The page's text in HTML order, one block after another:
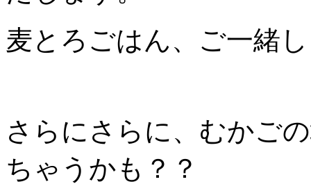
麦とろごはん、ご一緒
さらにさらに、むかご
ちゃうかも？？